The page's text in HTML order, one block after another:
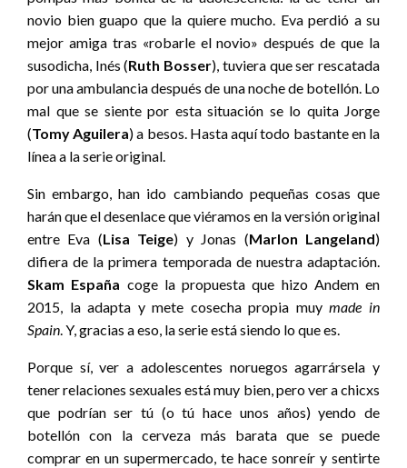
novio bien guapo que la quiere mucho. Eva perdió a su
mejor amiga tras «robarle el novio» después de que la
susodicha, Inés (Ruth Bosser), tuviera que ser rescatada
por una ambulancia después de una noche de botellón. Lo
mal que se siente por esta situación se lo quita Jorge
(Tomy Aguilera) a besos. Hasta aquí todo bastante en la
línea a la serie original.
Sin embargo, han ido cambiando pequeñas cosas que
harán que el desenlace que viéramos en la versión original
entre Eva (Lisa Teige) y Jonas (Marlon Langeland)
difiera de la primera temporada de nuestra adaptación.
Skam España coge la propuesta que hizo Andem en
2015, la adapta y mete cosecha propia muymade in
Spain. Y, gracias a eso, la serie está siendo lo que es.
Porque sí, ver a adolescentes noruegos agarrársela y
tener relaciones sexuales está muy bien, pero ver a chicxs
que podrían ser tú (o tú hace unos años) yendo de
botellón con la cerveza más barata que se puede
comprar en un supermercado, te hace sonreír y sentirte